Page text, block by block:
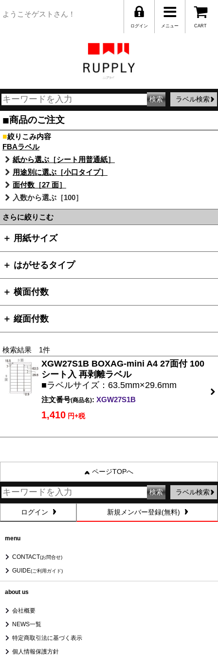
ようこそゲストさん！
CART
メニュー
ログイン
ラベル検索
■商品のご注文
■絞りこみ内容
FBAラベル
紙から選ぶ［シート用普通紙］
用途別に選ぶ［小口タイプ］
面付数［27 面］
入数から選ぶ［100］
さらに絞りこむ
＋ 用紙サイズ
＋ はがせるタイプ
＋ 横面付数
＋ 縦面付数
検索結果 1件
XGW27S1B BOXAG-mini A4 27面付 100
シート入 再剥離ラベル
■ラベルサイズ：63.5mm×29.6mm
注文番号(商品名): XGW27S1B
1,410 円+税
ページTOPへ
ラベル検索
ログイン 新規メンバー登録(無料)
menu
CONTACT(お問合せ)
GUIDE(ご利用ガイド)
about us
会社概要
NEWS一覧
特定商取引法に基づく表示
個人情報保護方針